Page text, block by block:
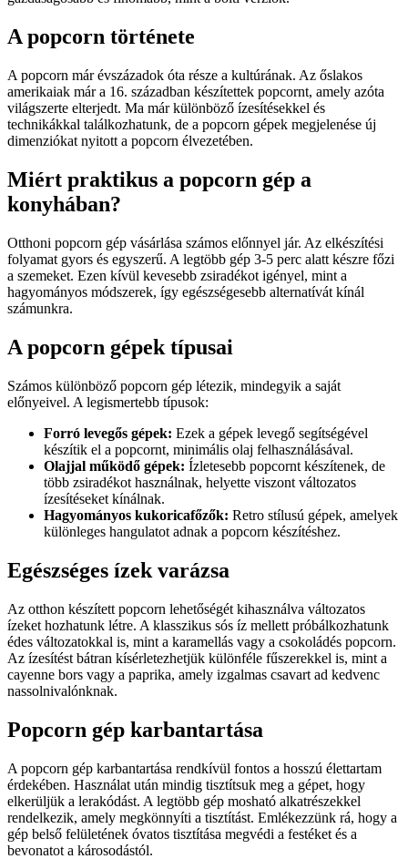
A popcorn története
A popcorn már évszázadok óta része a kultúrának. Az őslakos
amerikaiak már a 16. században készítettek popcornt, amely azóta
világszerte elterjedt. Ma már különböző ízesítésekkel és
technikákkal találkozhatunk, de a popcorn gépek megjelenése új
dimenziókat nyitott a popcorn élvezetében.
Miért praktikus a popcorn gép a
konyhában?
Otthoni popcorn gép vásárlása számos előnnyel jár. Az elkészítési
folyamat gyors és egyszerű. A legtöbb gép 3-5 perc alatt készre főzi
a szemeket. Ezen kívül kevesebb zsiradékot igényel, mint a
hagyományos módszerek, így egészségesebb alternatívát kínál
számunkra.
A popcorn gépek típusai
Számos különböző popcorn gép létezik, mindegyik a saját
előnyeivel. A legismertebb típusok:
Forró levegős gépek: Ezek a gépek levegő segítségével
készítik el a popcornt, minimális olaj felhasználásával.
Olajjal működő gépek: Ízletesebb popcornt készítenek, de
több zsiradékot használnak, helyette viszont változatos
ízesítéseket kínálnak.
Hagyományos kukoricafőzők: Retro stílusú gépek, amelyek
különleges hangulatot adnak a popcorn készítéshez.
Egészséges ízek varázsa
Az otthon készített popcorn lehetőségét kihasználva változatos
ízeket hozhatunk létre. A klasszikus sós íz mellett próbálkozhatunk
édes változatokkal is, mint a karamellás vagy a csokoládés popcorn.
Az ízesítést bátran kísérletezhetjük különféle fűszerekkel is, mint a
cayenne bors vagy a paprika, amely izgalmas csavart ad kedvenc
nassolnivalónknak.
Popcorn gép karbantartása
A popcorn gép karbantartása rendkívül fontos a hosszú élettartam
érdekében. Használat után mindig tisztítsuk meg a gépet, hogy
elkerüljük a lerakódást. A legtöbb gép mosható alkatrészekkel
rendelkezik, amely megkönnyíti a tisztítást. Emlékezzünk rá, hogy a
gép belső felületének óvatos tisztítása megvédi a festéket és a
bevonatot a károsodástól.